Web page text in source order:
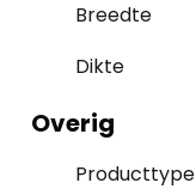
Breedte
Dikte
Overig
Producttype